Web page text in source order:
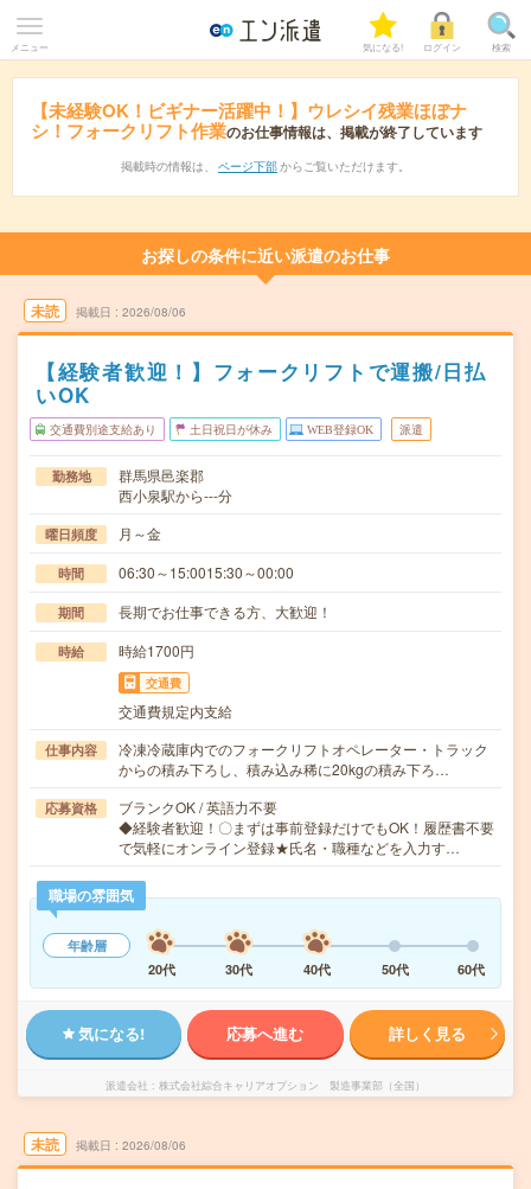
メニュー 気になる! ログイン 検索
【未経験OK！ビギナー活躍中！】ウレシイ残業ほぼナ
シ！フォークリフト作業のお仕事情報は、掲載が終了しています
掲載時の情報は、 ページ下部 からご覧いただけます。
お探しの条件に近い派遣のお仕事
未読 掲載日 2026/08/06
【経験者歓迎！】フォークリフトで運搬/日払
いOK
交通費別途支給あり 土日祝日が休み WEB登録OK 派遣
勤務地
群馬県邑楽郡
西小泉駅から---分
曜日頻度 月～金
時間 06:30～15:0015:30～00:00
期間 長期でお仕事できる方、大歓迎！
時給 時給1700円
交通費
交通費規定内支給
仕事内容
冷凍冷蔵庫内でのフォークリフトオペレーター・トラック
からの積み下ろし、積み込み稀に20kgの積み下ろ…
応募資格
ブランクOK / 英語力不要
◆経験者歓迎！〇まずは事前登録だけでもOK！履歴書不要
で気軽にオンライン登録★氏名・職種などを入力す…
職場の雰囲気
年齢層
20代
30代 40代 50代 60代
気になる! 応募へ進む 詳しく見る
派遣会社 株式会社綜合キャリアオプション 製造事業部（全国）
未読 掲載日 2026/08/06